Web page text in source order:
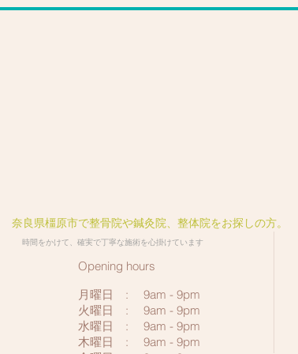
Opening hours
月曜日 : 9am - 9pm
火曜日 : 9am - 9pm
水曜日 : 9am - 9pm
木曜日 : 9am - 9pm
​奈良県橿原市で整骨院や鍼灸院、整体院をお探しの方。
​時間をかけて、確実で丁寧な施術を心掛けています